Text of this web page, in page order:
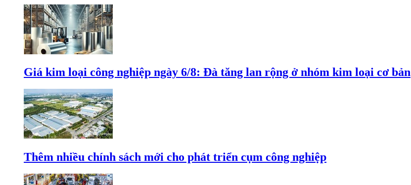
Giá kim loại công nghiệp ngày 6/8: Đà tăng lan rộng ở nhóm kim loại cơ bản
Thêm nhiều chính sách mới cho phát triển cụm công nghiệp